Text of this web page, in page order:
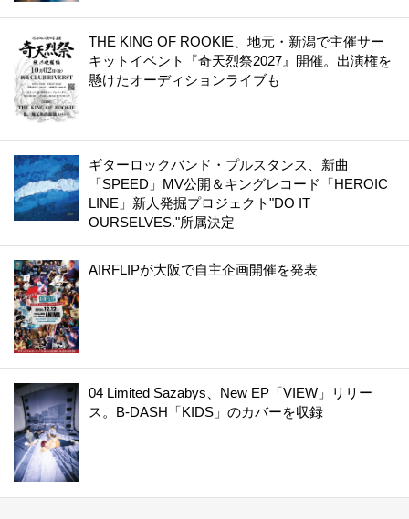
THE KING OF ROOKIE、地元・新潟で主催サー
キットイベント『奇天烈祭2027』開催。出演権を
懸けたオーディションライブも
ギターロックバンド・プルスタンス、新曲
「SPEED」MV公開＆キングレコード「HEROIC
LINE」新人発掘プロジェクト"DO IT
OURSELVES."所属決定
AIRFLIPが大阪で自主企画開催を発表
04 Limited Sazabys、New EP「VIEW」リリー
ス。B-DASH「KIDS」のカバーを収録